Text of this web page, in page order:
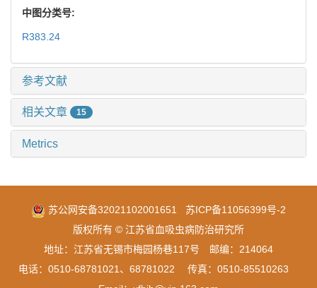
中图分类号:
R383.24
参考文献
相关文章 15
Metrics
苏公网安备32021102001651
苏ICP备11056399号-2
版权所有 © 江苏省血吸虫病防治研究所
地址：江苏省无锡市梅园杨巷117号 邮编：214064
电话：0510-68781021、68781022 传真：0510-85510263